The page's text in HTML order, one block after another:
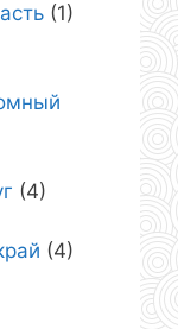
(1)
(4)
(4)